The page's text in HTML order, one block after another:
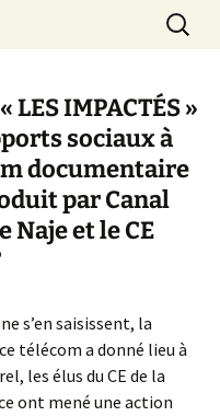
IMPACTÉS »
sociaux à
documentaire
par Canal
Naje et le CE
s’en saisissent, la
télécom a donné lieu à
les élus du CE de la
ont mené une action